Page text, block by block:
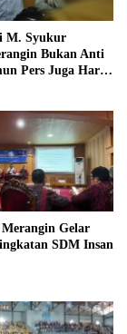
M. Syukur
Bukan Anti
Pers Juga Harus
Gelar
SDM Insan